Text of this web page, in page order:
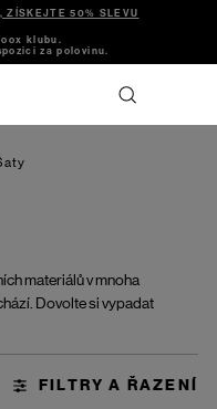
ZÍSKEJTE 50% SLEVU
klubu.
za polovinu.
materiálů v mnoha
Dovolte si vypadat